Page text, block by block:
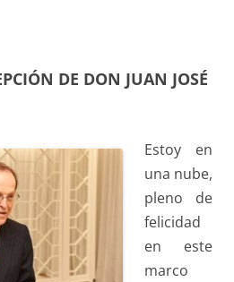
DE DON JUAN JOSÉ
Estoy en
una nube,
pleno de
felicidad
en este
marco